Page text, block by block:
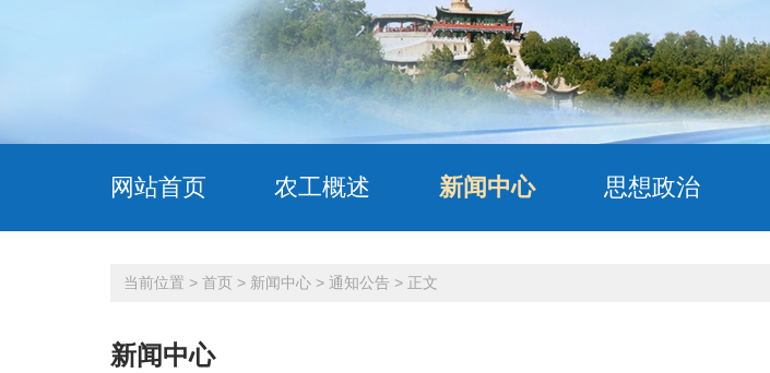
网站首页 农工概述 新闻中心 思想政治
当前位置 > 首页 > 新闻中心 > 通知公告 > 正文
新闻中心